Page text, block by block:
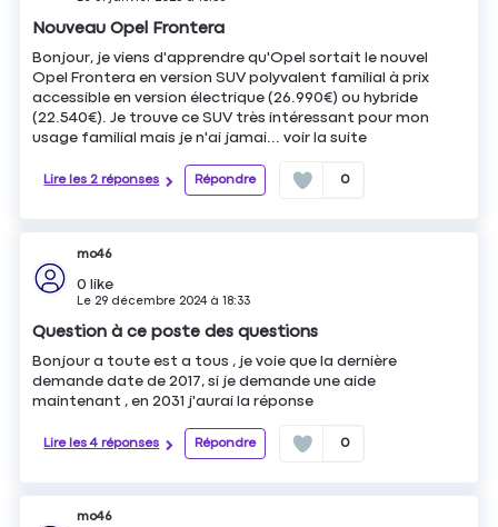
Nouveau Opel Frontera
Bonjour, je viens d'apprendre qu'Opel sortait le nouvel
Opel Frontera en version SUV polyvalent familial à prix
accessible en version électrique (26.990€) ou hybride
(22.540€). Je trouve ce SUV très intéressant pour mon
usage familial mais je n'ai jamai...voir la suite
Lire les 2 réponses Répondre 0
mo46
0 like
Le 29 décembre 2024à18:33
Question à ce poste des questions
Bonjour a toute est a tous , je voie que la dernière
demande date de 2017, si je demande une aide
maintenant , en 2031 j'aurai la réponse
Lire les 4 réponses Répondre 0
mo46